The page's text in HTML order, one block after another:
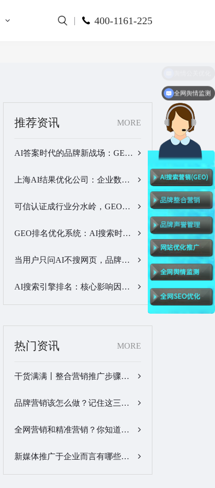
400-1161-225
推荐资讯 MORE
AI答案时代的品牌新战场：GEO公司选型逻辑与实战观察…
上海AI结果优化公司：企业数字化品牌曝光落地全解析…
可信认证成行业分水岭，GEO优化服务商推荐名单有了新答案…
GEO排名优化系统：AI搜索时代品牌曝光优化核心工具…
当用户只问AI不搜网页，品牌的全域GEO优化该交给谁？…
AI搜索引擎排名：核心影响因素与合规优化方法…
热门资讯 MORE
干货满满丨整合营销推广步骤梳理…
品牌营销该怎么做？记住这三步，让营销更有价值！…
全网营销和精准营销？你知道怎么做吗？…
新媒体推广于企业而言有哪些优势？…
全网舆情监测